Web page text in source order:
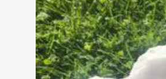
ESCULTURA